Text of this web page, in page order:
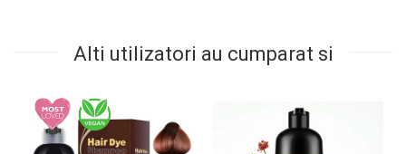
Alti utilizatori au cumparat si